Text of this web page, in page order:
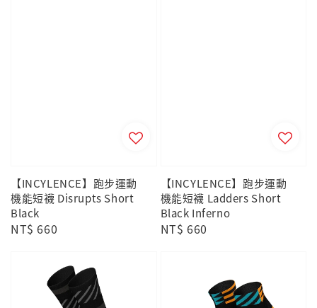
【INCYLENCE】跑步運動
機能短襪 Disrupts Short
Black
Regular
NT$ 660
【INCYLENCE】跑步運動
機能短襪 Ladders Short
Black Inferno
Regular
NT$ 660